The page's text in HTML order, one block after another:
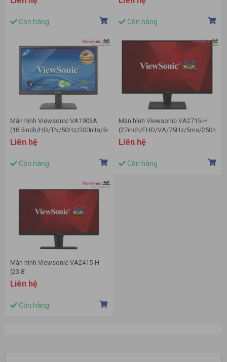
Còn hàng Còn hàng
Màn hình Viewsonic VA1903A
(18.5inch/HD/TN/50Hz/200nits/5ms/VGA)
Liên hệ
Còn hàng
Màn hình Viewsonic VA2715-H
(27inch/FHD/VA/75Hz/5ms/250nits/
Liên hệ
Còn hàng
Màn hình Viewsonic VA2415-H
(23.8'
inch/FHD/VA/75Hz/5ms/250
nits/VGA+HDMI)
Liên hệ
Còn hàng